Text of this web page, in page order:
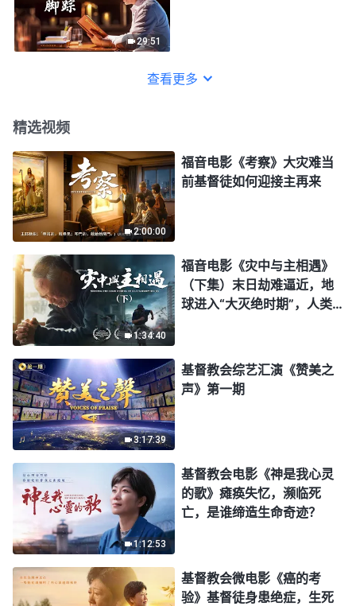
29:51
查看更多
精选视频
2:00:00
福音电影《考察》大灾难当
前基督徒如何迎接主再来
1:34:40
福音电影《灾中与主相遇》
（下集）末日劫难逼近，地
球进入“大灭绝时期”，人类
3:17:39
基督教会综艺汇演《赞美之
声》第一期
1:12:53
基督教会电影《神是我心灵
的歌》瘫痪失忆，濒临死
亡，是谁缔造生命奇迹？
基督教会微电影《癌的考
验》基督徒身患绝症，生死